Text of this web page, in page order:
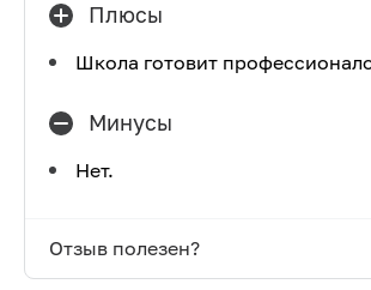
Плюсы
Школа готовит
Минусы
Нет.
Отзыв полезен?